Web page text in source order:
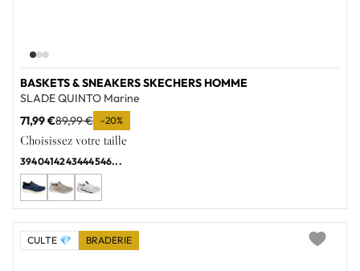
BASKETS & SNEAKERS SKECHERS HOMME
SLADE QUINTO Marine
71,99 €89,99 € -20%
Choisissez votre taille
3940414243444546...
CULTE 💎 BRADERIE